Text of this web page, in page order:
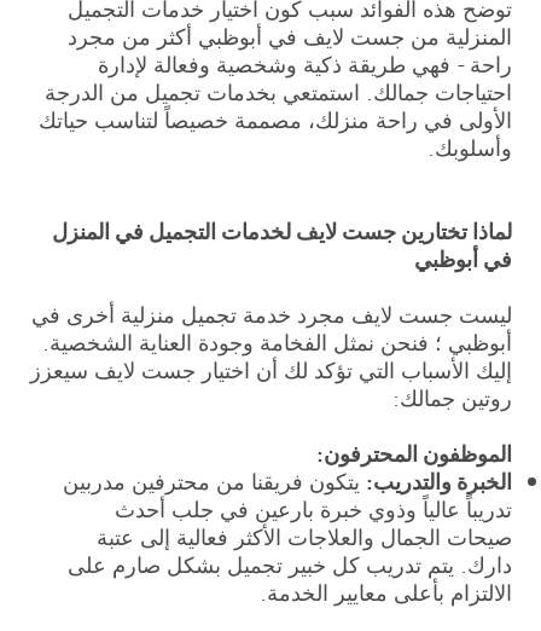
توضح هذه الفوائد سبب كون اختيار خدمات التجميل
المنزلية من جست لايف في أبوظبي أكثر من مجرد
راحة - فهي طريقة ذكية وشخصية وفعالة لإدارة
احتياجات جمالك. استمتعي بخدمات تجميل من الدرجة
الأولى في راحة منزلك، مصممة خصيصاً لتناسب حياتك
وأسلوبك.
لماذا تختارين جست لايف لخدمات التجميل في المنزل
في أبوظبي
ليست جست لايف مجرد خدمة تجميل منزلية أخرى في
أبوظبي ؛ فنحن نمثل الفخامة وجودة العناية الشخصية.
إليك الأسباب التي تؤكد لك أن اختيار جست لايف سيعزز
روتين جمالك:
الموظفون المحترفون:
الخبرة والتدريب: يتكون فريقنا من محترفين مدربين
تدريباً عالياً وذوي خبرة بارعين في جلب أحدث
صيحات الجمال والعلاجات الأكثر فعالية إلى عتبة
دارك. يتم تدريب كل خبير تجميل بشكل صارم على
الالتزام بأعلى معايير الخدمة.